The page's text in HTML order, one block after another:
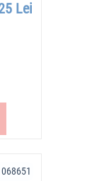
Lei
068651